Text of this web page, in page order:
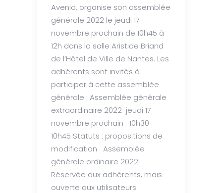
Avenio, organise son assemblée
générale 2022 le jeudi 17
novembre prochain de 10h45 à
12h dans la salle Aristide Briand
de l’Hôtel de Ville de Nantes. Les
adhérents sont invités à
participer à cette assemblée
générale : Assemblée générale
extraordinaire 2022 jeudi 17
novembre prochain 10h30 -
10h45 Statuts : propositions de
modification Assemblée
générale ordinaire 2022
Réservée aux adhérents, mais
ouverte aux utilisateurs